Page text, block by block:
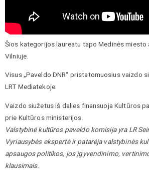
Šios kategorijos laureatu tapo Medinės
Vilniuje.
Visus „Paveldo DNR“ pristatomuosius vaizdo
LRT Mediatekoje.
Vaizdo siužetus iš dalies finansuoja Kultūros
prie Kultūros ministerijos.
Valstybinė kultūros paveldo komisija yra LR
Vyriausybės ekspertė ir patarėja valstybinės
apsaugos politikos, jos įgyvendinimo,
klausimais.